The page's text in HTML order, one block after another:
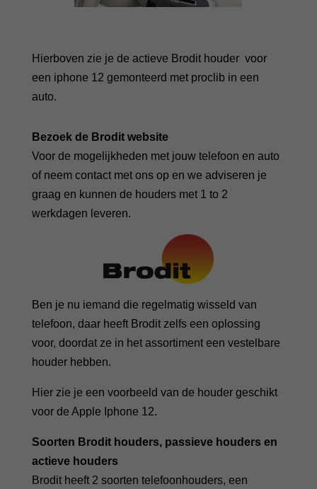
Hierboven zie je de actieve Brodit houder voor
een iphone 12 gemonteerd met proclib in een
auto.
Bezoek de Brodit website
Voor de mogelijkheden met jouw telefoon en auto
of neem contact met ons op en we adviseren je
graag en kunnen de houders met 1 to 2
werkdagen leveren.
Ben je nu iemand die regelmatig wisseld van
telefoon, daar heeft Brodit zelfs een oplossing
voor, doordat ze in het assortiment een vestelbare
houder hebben.
Hier zie je een voorbeeld van de houder geschikt
voor de Apple Iphone 12.
Soorten Brodit houders, passieve houders en
actieve houders
Brodit heeft 2 soorten telefoonhouders, een